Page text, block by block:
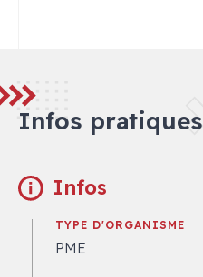
Infos pratiques
Infos
TYPE D'ORGANISME
PME